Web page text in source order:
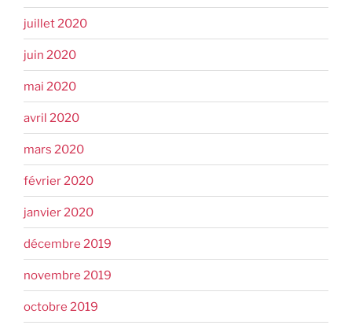
juillet 2020
juin 2020
mai 2020
avril 2020
mars 2020
février 2020
janvier 2020
décembre 2019
novembre 2019
octobre 2019